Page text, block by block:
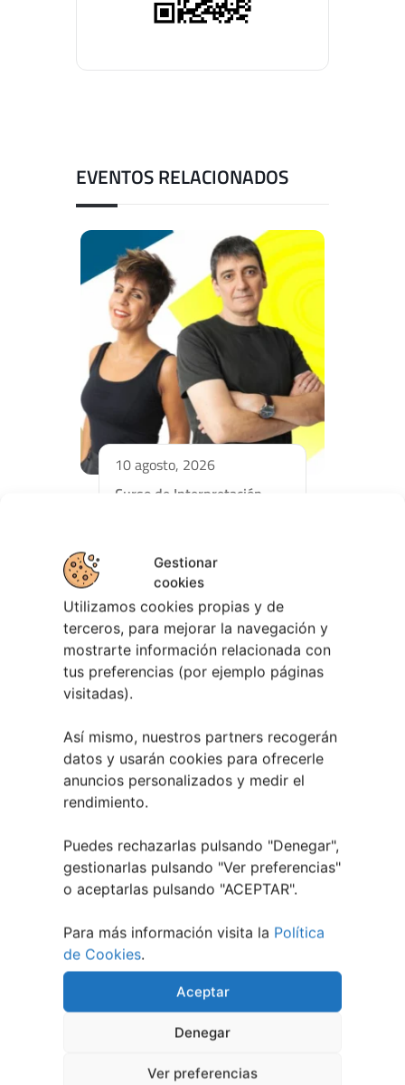
Gestionar
cookies
Utilizamos cookies propias y de
terceros, para mejorar la navegación y
mostrarte información relacionada con
tus preferencias (por ejemplo páginas
visitadas).
Así mismo, nuestros partners recogerán
datos y usarán cookies para ofrecerle
anuncios personalizados y medir el
rendimiento.
Puedes rechazarlas pulsando "Denegar",
gestionarlas pulsando "Ver preferencias"
o aceptarlas pulsando "ACEPTAR".
Para más información visita la Política
de Cookies.
Aceptar
Denegar
Ver preferencias
EVENTOS RELACIONADOS
10 agosto, 2026
Curso de Interpretación
30 abril, 2026
TuVigoplan